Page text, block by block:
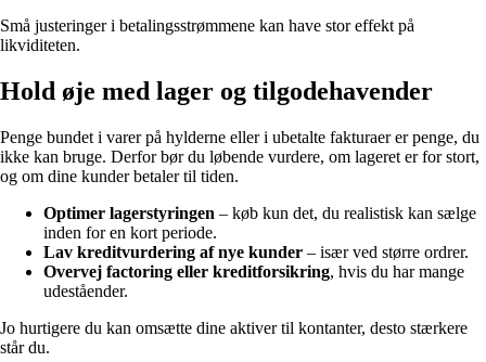
Små justeringer i betalingsstrømmene kan have stor effekt på
likviditeten.
Hold øje med lager og tilgodehavender
Penge bundet i varer på hylderne eller i ubetalte fakturaer er penge, du
ikke kan bruge. Derfor bør du løbende vurdere, om lageret er for stort,
og om dine kunder betaler til tiden.
Optimer lagerstyringen – køb kun det, du realistisk kan sælge
inden for en kort periode.
Lav kreditvurdering af nye kunder – især ved større ordrer.
Overvej factoring eller kreditforsikring, hvis du har mange
udeståender.
Jo hurtigere du kan omsætte dine aktiver til kontanter, desto stærkere
står du.